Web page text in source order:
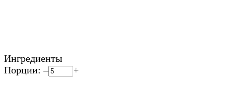
Ингредиенты
Порции:–
+